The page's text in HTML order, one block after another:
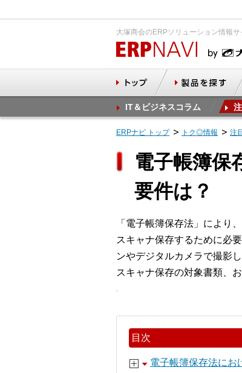
大塚商会のERPソリューション情報
IT＆ビジネスコラム
ERPナビ トップ トク◎情報 注
電子帳簿保
要件は？
「電子帳簿保存法」により
スキャナ保存するために必
ンやデジタルカメラで撮影
スキャナ保存の対象書類、
目次
電子帳簿保存法にお